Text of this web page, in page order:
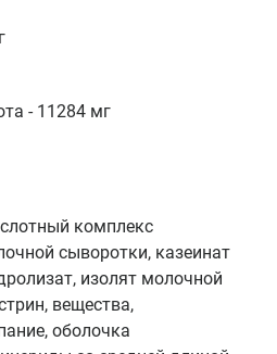
- 11284 мг
комплекс
сыворотки, казеинат
изолят молочной
вещества,
оболочка